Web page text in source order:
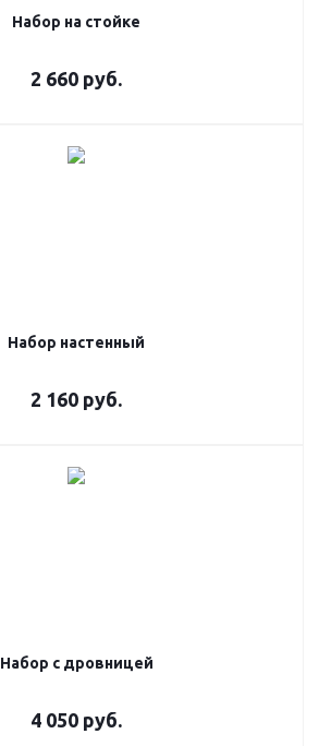
Набор на стойке
2 660 руб.
Набор настенный
2 160 руб.
Набор с дровницей
4 050 руб.